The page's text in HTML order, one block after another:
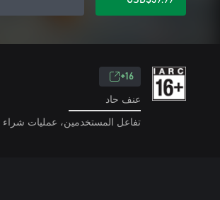
16+
عنف حاد
تفاعل المستخدمين، عمليات